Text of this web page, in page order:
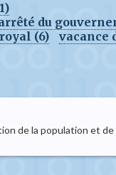
du
(6) vacance
de la population et